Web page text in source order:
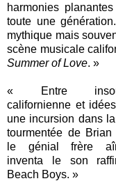
harmonies
toute une
mythique mais
scène musicale
Summer of Love. »
« Entre
californienne et
une incursion dans
tourmentée de Brian
le génial frère
inventa le son
Beach Boys. »